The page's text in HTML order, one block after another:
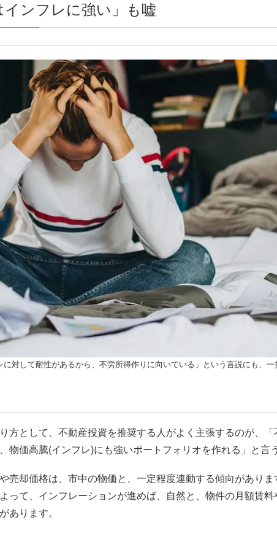
インフレに強い」も嘘
に対して耐性があるから、不労所得作りに向いている」という言説にも、
方として、不動産投資を推奨する人がよく主張するのが、
物価高騰(インフレ)にも強いポートフォリオを作れる」と言
売却価格は、市中の物価と、一定程度連動する傾向がありま
って、インフレーションが進めば、自然と、物件の月額賃
あります。